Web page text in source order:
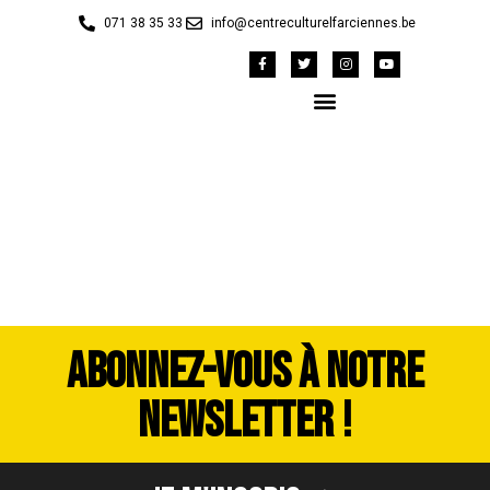
071 38 35 33 info@centreculturelfarciennes.be
ABONNEZ-VOUS À NOTRE
NEWSLETTER !